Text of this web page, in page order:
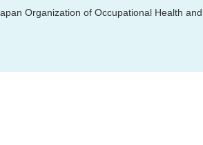
Organization of Occupational Health